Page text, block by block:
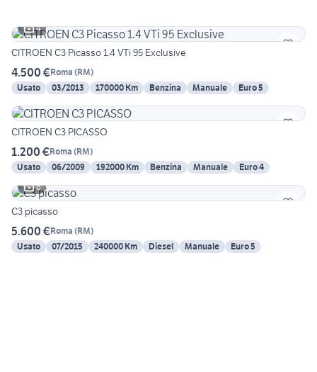
4
CITROEN C3 Picasso 1.4 VTi 95 Exclusive
4.500 €Roma (RM)
Usato
03/2013 170000 Km Benzina Manuale Euro 5
CITROEN C3 PICASSO
1.200 €Roma (RM)
Usato
06/2009 192000 Km Benzina Manuale
Euro 4
6
C3 picasso
5.600 €Roma (RM)
Usato
07/2015 240000 Km Diesel Manuale Euro 5